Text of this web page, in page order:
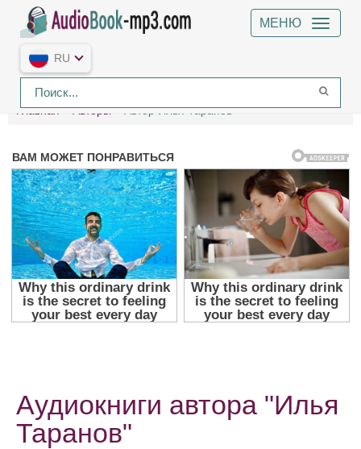
МЕНЮ
RU
Главная Авторы Автор Илья Таранов
Аудиокниги автора "Илья
Таранов"